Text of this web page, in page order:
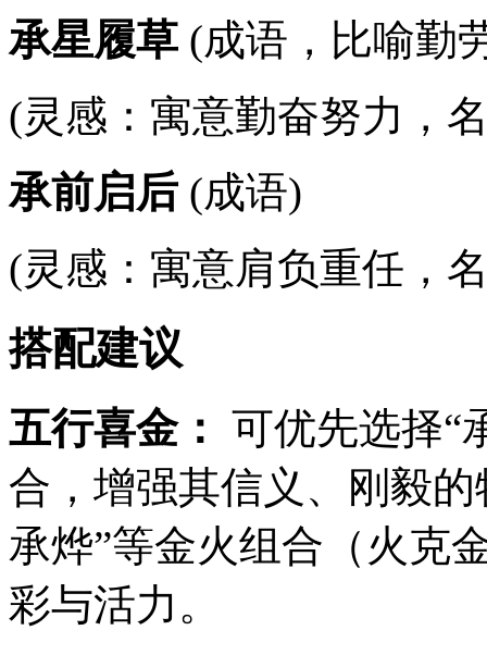
承星履草 (成语，比喻勤
(灵感：寓意勤奋努力，
承前启后 (成语)
(灵感：寓意肩负重任，
搭配建议
五行喜金： 可优先选择“
合，增强其信义、刚毅
承烨”等金火组合（火克
彩与活力。